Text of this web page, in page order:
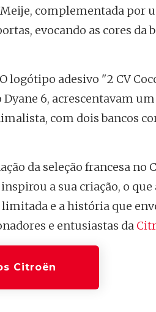
complementada por
evocando as cores da
logótipo adesivo "2 CV
6, acrescentavam
com dois bancos
da seleção francesa no
a sua criação, o
e a história que
e entusiastas da
Citroën